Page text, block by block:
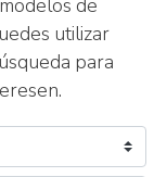
de
utilizar
para